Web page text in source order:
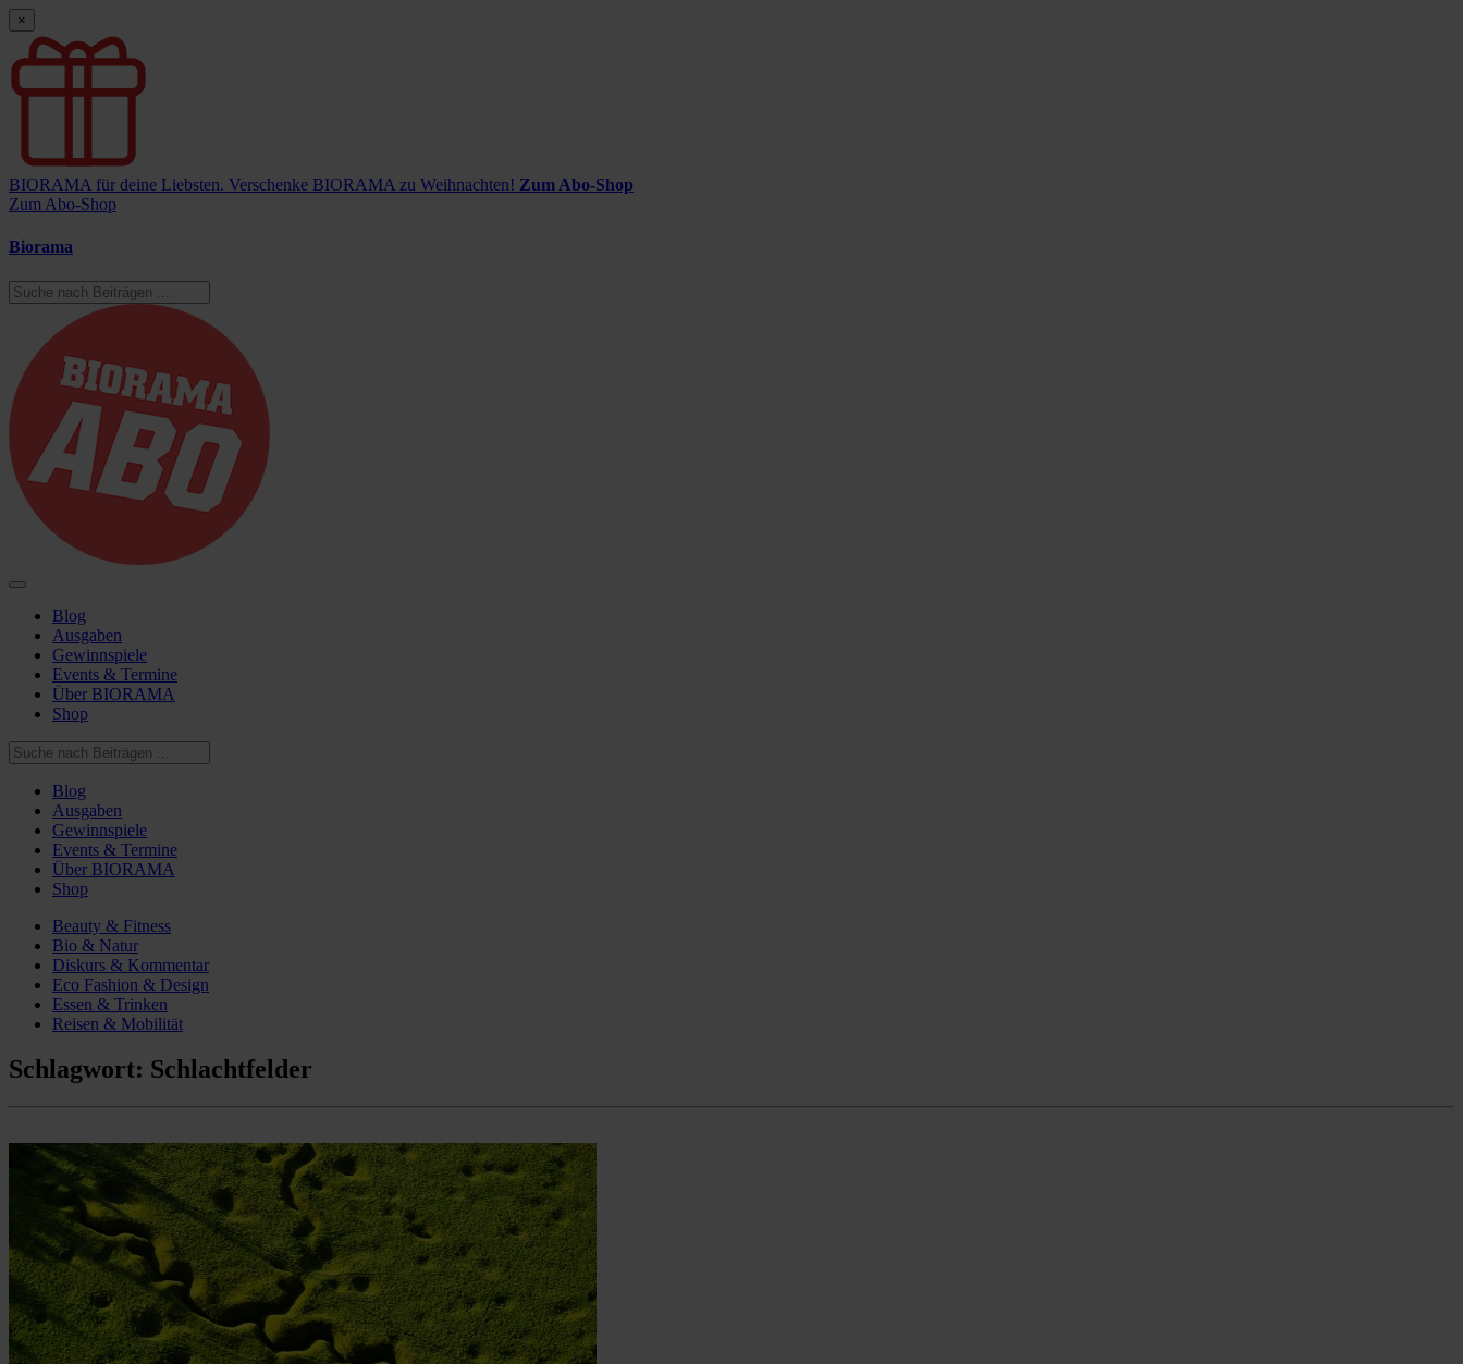
×
BIORAMA für deine Liebsten. Verschenke BIORAMA zu Weihnachten! Zum Abo-Shop
Zum Abo-Shop
Biorama
Blog
Ausgaben
Gewinnspiele
Events & Termine
Über BIORAMA
Shop
Blog
Ausgaben
Gewinnspiele
Events & Termine
Über BIORAMA
Shop
Beauty & Fitness
Bio & Natur
Diskurs & Kommentar
Eco Fashion & Design
Essen & Trinken
Reisen & Mobilität
Schlagwort: Schlachtfelder